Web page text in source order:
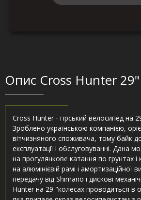
Опис Cross Hunter
Cross Hunter - гірський велосипед на
Зроблено українською компанією,
вітчизняного споживача, тому байк
експлуатації і обслуговуванні. Дана
на прогулянкове катання по грунтах і
на алюмінієвій рамі і амортизаційної
передачу від Shimano і дискові
Hunter на 29 "колесах проводиться в